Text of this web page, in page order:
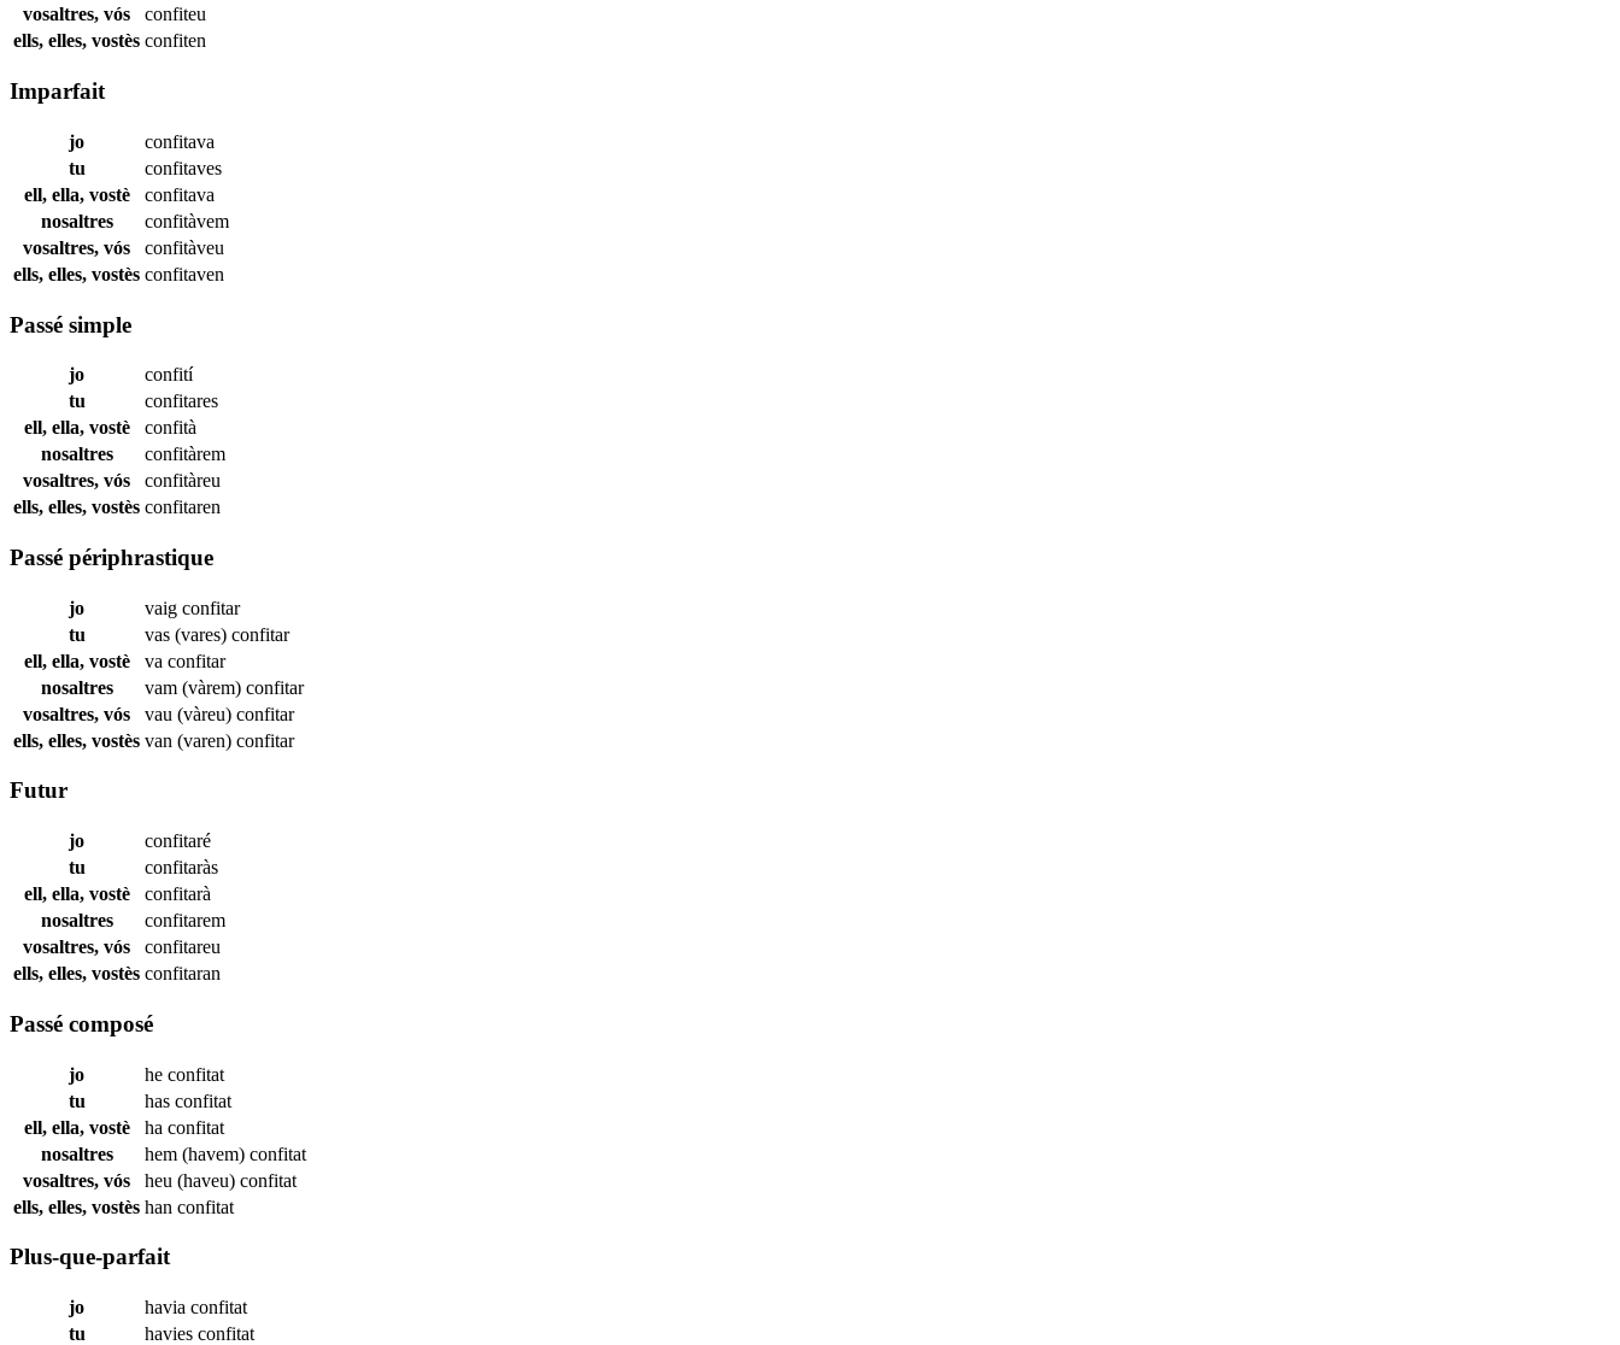
vosaltres, vós
confiteu
ells, elles, vostès confiten
Imparfait
jo
confitava
tu
confitaves
ell, ella, vostè
confitava
nosaltres
confitàvem
vosaltres, vós
confitàveu
ells, elles, vostès confitaven
Passé simple
jo
confití
tu
confitares
ell, ella, vostè
confità
nosaltres
confitàrem
vosaltres, vós
confitàreu
ells, elles, vostès confitaren
Passé périphrastique
jo vaig confitar
tu
vas (vares) confitar
ell, ella, vostè
va confitar
nosaltres
vam (vàrem) confitar
vosaltres, vós
vau (vàreu) confitar
ells, elles, vostès van (varen) confitar
Futur
jo
confitaré
tu
confitaràs
ell, ella, vostè
confitarà
nosaltres
confitarem
vosaltres, vós
confitareu
ells, elles, vostès confitaran
Passé composé
jo he confitat
tu
has confitat
ell, ella, vostè
ha confitat
nosaltres
hem (havem) confitat
vosaltres, vós
heu (haveu) confitat
ells, elles, vostès han confitat
Plus-que-parfait
jo havia confitat
tu
havies confitat